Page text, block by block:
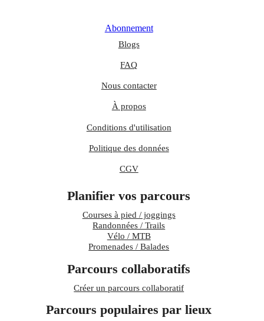
Abonnement
Blogs
FAQ
Nous contacter
À propos
Conditions d'utilisation
Politique des données
CGV
Planifier vos parcours
Courses à pied / joggings
Randonnées / Trails
Vélo / MTB
Promenades / Balades
Parcours collaboratifs
Créer un parcours collaboratif
Parcours populaires par lieux